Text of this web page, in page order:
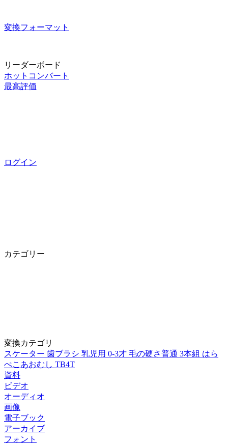
変換フォーマット
ログイン
リーダーボード
ホットコンバート
最高評価
カテゴリー
変換カテゴリ
スケーター 歯ブラシ 乳児用 0-3才 毛の硬さ普通 3本組 はら
ぺこあおむし TB4T
資料
ビデオ
オーディオ
画像
電子ブック
アーカイブ
フォント